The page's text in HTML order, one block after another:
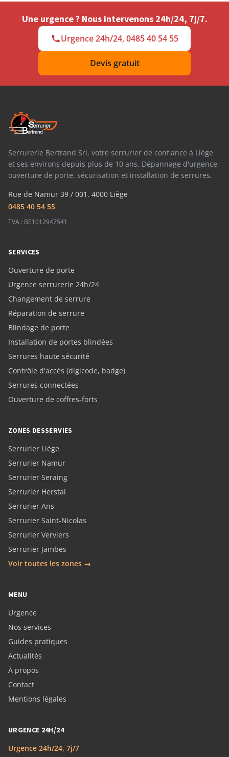
Une urgence ? Nous intervenons 24h/24, 7j/7.
Urgence 24h/24, 0485 40 54 55
Devis gratuit
Serrurerie Bertrand Srl, votre serrurier de confiance à Liège
et ses environs depuis plus de 10 ans. Dépannage d'urgence,
ouverture de porte, sécurisation et installation de serrures.
Rue de Namur 39 / 001, 4000 Liège
0485 40 54 55
TVA : BE1012947541
SERVICES
Ouverture de porte
Urgence serrurerie 24h/24
Changement de serrure
Réparation de serrure
Blindage de porte
Installation de portes blindées
Serrures haute sécurité
Contrôle d'accès (digicode, badge)
Serrures connectées
Ouverture de coffres-forts
ZONES DESSERVIES
Serrurier Liège
Serrurier Namur
Serrurier Seraing
Serrurier Herstal
Serrurier Ans
Serrurier Saint-Nicolas
Serrurier Verviers
Serrurier Jambes
Voir toutes les zones →
MENU
Urgence
Nos services
Guides pratiques
Actualités
À propos
Contact
Mentions légales
URGENCE 24H/24
Urgence 24h/24, 7j/7